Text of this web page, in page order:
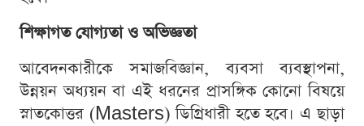
শিক্ষাগত যোগ্যতা ও অভিজ্ঞতা
আবেদনকারীকে সমাজবিজ্ঞান, ব্যবসা ব্যবস্থাপনা,
উন্নয়ন অধ্যয়ন বা এই ধরনের প্রাসঙ্গিক কোনো বিষয়ে
স্নাতকোত্তর (Masters) ডিগ্রিধারী হতে হবে। এ ছাড়া